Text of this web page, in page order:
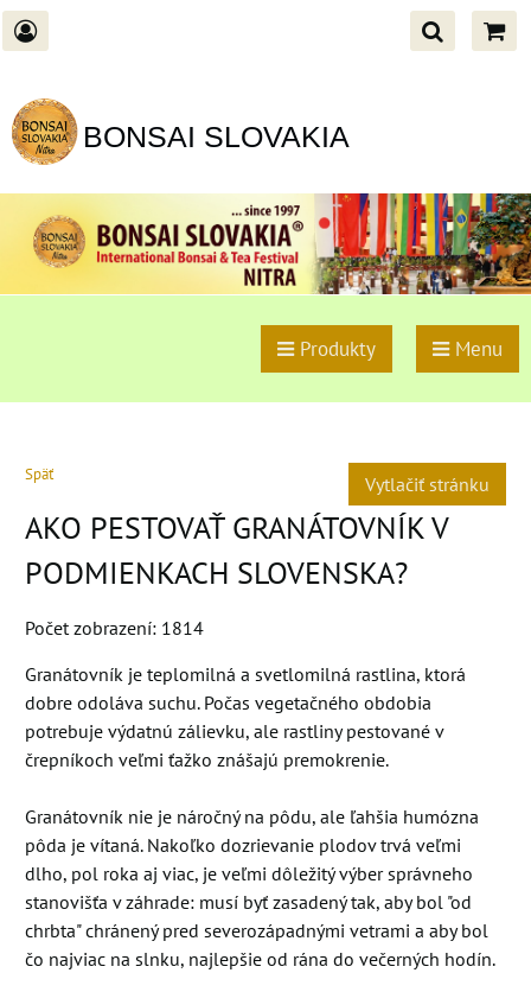
BONSAI SLOVAKIA
Produkty Menu
Späť Vytlačiť stránku
AKO PESTOVAŤ GRANÁTOVNÍK V
PODMIENKACH SLOVENSKA?
Počet zobrazení: 1814
Granátovník je teplomilná a svetlomilná rastlina, ktorá
dobre odoláva suchu. Počas vegetačného obdobia
potrebuje výdatnú zálievku, ale rastliny pestované v
črepníkoch veľmi ťažko znášajú premokrenie.
Granátovník nie je náročný na pôdu, ale ľahšia humózna
pôda je vítaná. Nakoľko dozrievanie plodov trvá veľmi
dlho, pol roka aj viac, je veľmi dôležitý výber správneho
stanovišťa v záhrade: musí byť zasadený tak, aby bol "od
chrbta" chránený pred severozápadnými vetrami a aby bol
čo najviac na slnku, najlepšie od rána do večerných hodín.